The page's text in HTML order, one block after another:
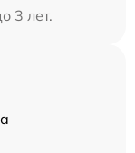
3 лет.